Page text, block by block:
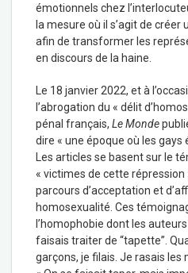
émotionnels chez
la mesure où il s’agit de
afin de transformer les
en discours de la haine.
Le 18 janvier 2022, et à
l’abrogation du « délit
pénal français, Le Monde
dire « une époque où les gays
Les articles se basent sur le
« victimes de cette
parcours d’acceptation et
homosexualité. Ces
l’homophobie dont les
faisais traiter de “tapette”.
garçons, je filais. Je rasais les